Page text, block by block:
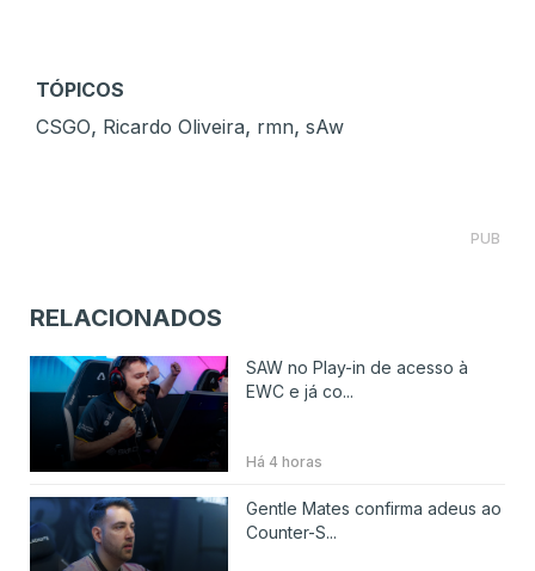
TÓPICOS
CSGO, Ricardo Oliveira, rmn, sAw
PUB
RELACIONADOS
SAW no Play-in de acesso à
EWC e já co...
Há 4 horas
Gentle Mates confirma adeus ao
Counter-S...